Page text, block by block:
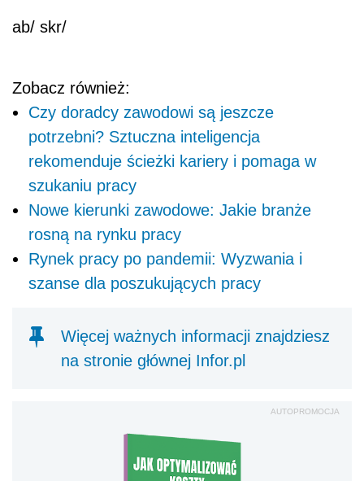
ab/ skr/
Zobacz również:
Czy doradcy zawodowi są jeszcze
potrzebni? Sztuczna inteligencja
rekomenduje ścieżki kariery i pomaga w
szukaniu pracy
Nowe kierunki zawodowe: Jakie branże
rosną na rynku pracy
Rynek pracy po pandemii: Wyzwania i
szanse dla poszukujących pracy
Więcej ważnych informacji znajdziesz
na stronie głównej Infor.pl
AUTOPROMOCJA